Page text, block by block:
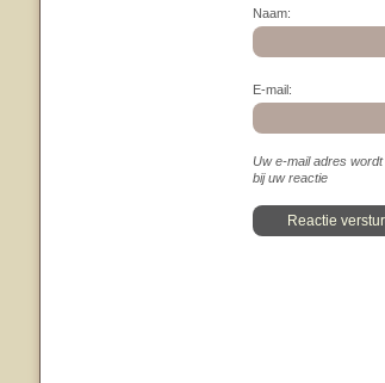
Naam:
E-mail:
Uw e-mail adres wordt
bij uw reactie